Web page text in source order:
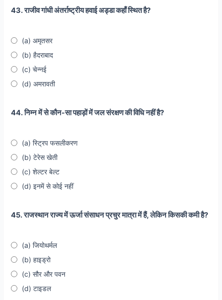
43. राजीव गांधी अंतर्राष्ट्रीय हवाई अड्डा कहाँ स्थित है?
(a) अमृतसर
(b) हैदराबाद
(c) चेन्नई
(d) अमरावती
44. निम्न में से कौन-सा पहाड़ों में जल संरक्षण की विधि नहीं है?
(a) स्ट्रिप फसलीकरण
(b) टेरेस खेती
(c) शेल्टर बेल्ट
(d) इनमें से कोई नहीं
45. राजस्थान राज्य में ऊर्जा संसाधन प्रचुर मात्रा में हैं, लेकिन किसकी कमी है?
(a) जियोथर्मल
(b) हाइड्रो
(c) सौर और पवन
(d) टाइडल